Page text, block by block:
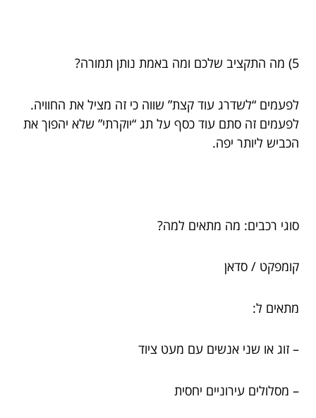
5) מה התקציב שלכם ומה באמת נותן תמורה?
לפעמים “לשדרג עוד קצת” שווה כי זה מציל את החוויה.
לפעמים זה סתם עוד כסף על תג “יוקרתי” שלא יהפוך את
הכביש ליותר יפה.
סוגי רכבים: מה מתאים למה?
קומפקט / סדאן
מתאים ל:
– זוג או שני אנשים עם מעט ציוד
– מסלולים עירוניים יחסית